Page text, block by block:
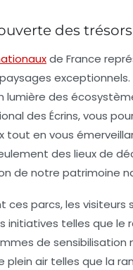
des
de France
des
des Écrins, vous
tout en vous
des lieux de
de notre patrimoine
ces parcs, les
initiatives telles que
de
plein air telles que la